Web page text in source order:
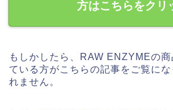
方はこちらをクリ
もしかしたら、RAW ENZYMEの
ている方がこちらの記事をご覧に
れません。